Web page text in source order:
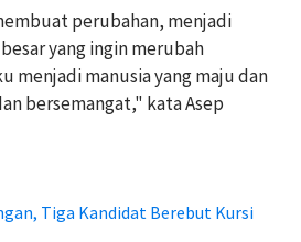
perubahan, menjadi
yang ingin merubah
menjadi manusia yang maju dan
bersemangat," kata Asep
Tiga Kandidat Berebut Kursi